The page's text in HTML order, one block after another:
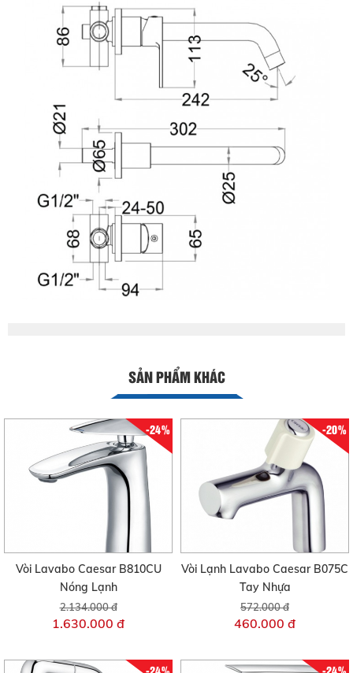
SẢN PHẨM KHÁC
-24%
Vòi Lavabo Caesar B810CU
Nóng Lạnh
2.134.000 đ
1.630.000 đ
-20%
Vòi Lạnh Lavabo Caesar B075C
Tay Nhựa
572.000 đ
460.000 đ